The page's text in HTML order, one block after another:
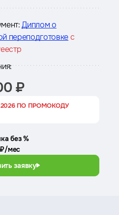
Диплом о
переподготовкес
₽
ПО ПРОМОКОДУ
без %
₽/мес
заявку